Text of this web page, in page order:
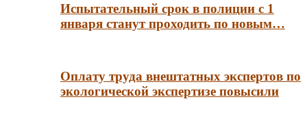
Испытательный срок в полиции с 1
января станут проходить по новым…
Оплату труда внештатных экспертов по
экологической экспертизе повысили